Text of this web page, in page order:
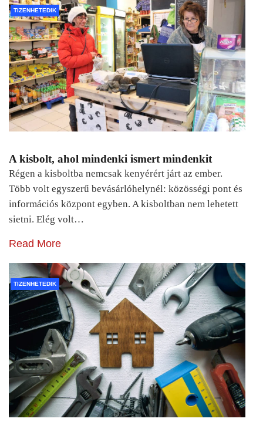
TIZENHETEDIK
A kisbolt, ahol mindenki ismert mindenkit
Régen a kisboltba nemcsak kenyérért járt az ember.
Több volt egyszerű bevásárlóhelynél: közösségi pont és
információs központ egyben. A kisboltban nem lehetett
sietni. Elég volt…
Read More
TIZENHETEDIK